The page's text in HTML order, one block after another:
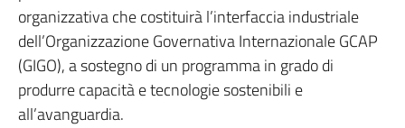
organizzativa che costituirà l’interfaccia industriale
dell’Organizzazione Governativa Internazionale GCAP
(GIGO), a sostegno di un programma in grado di
produrre capacità e tecnologie sostenibili e
all’avanguardia.